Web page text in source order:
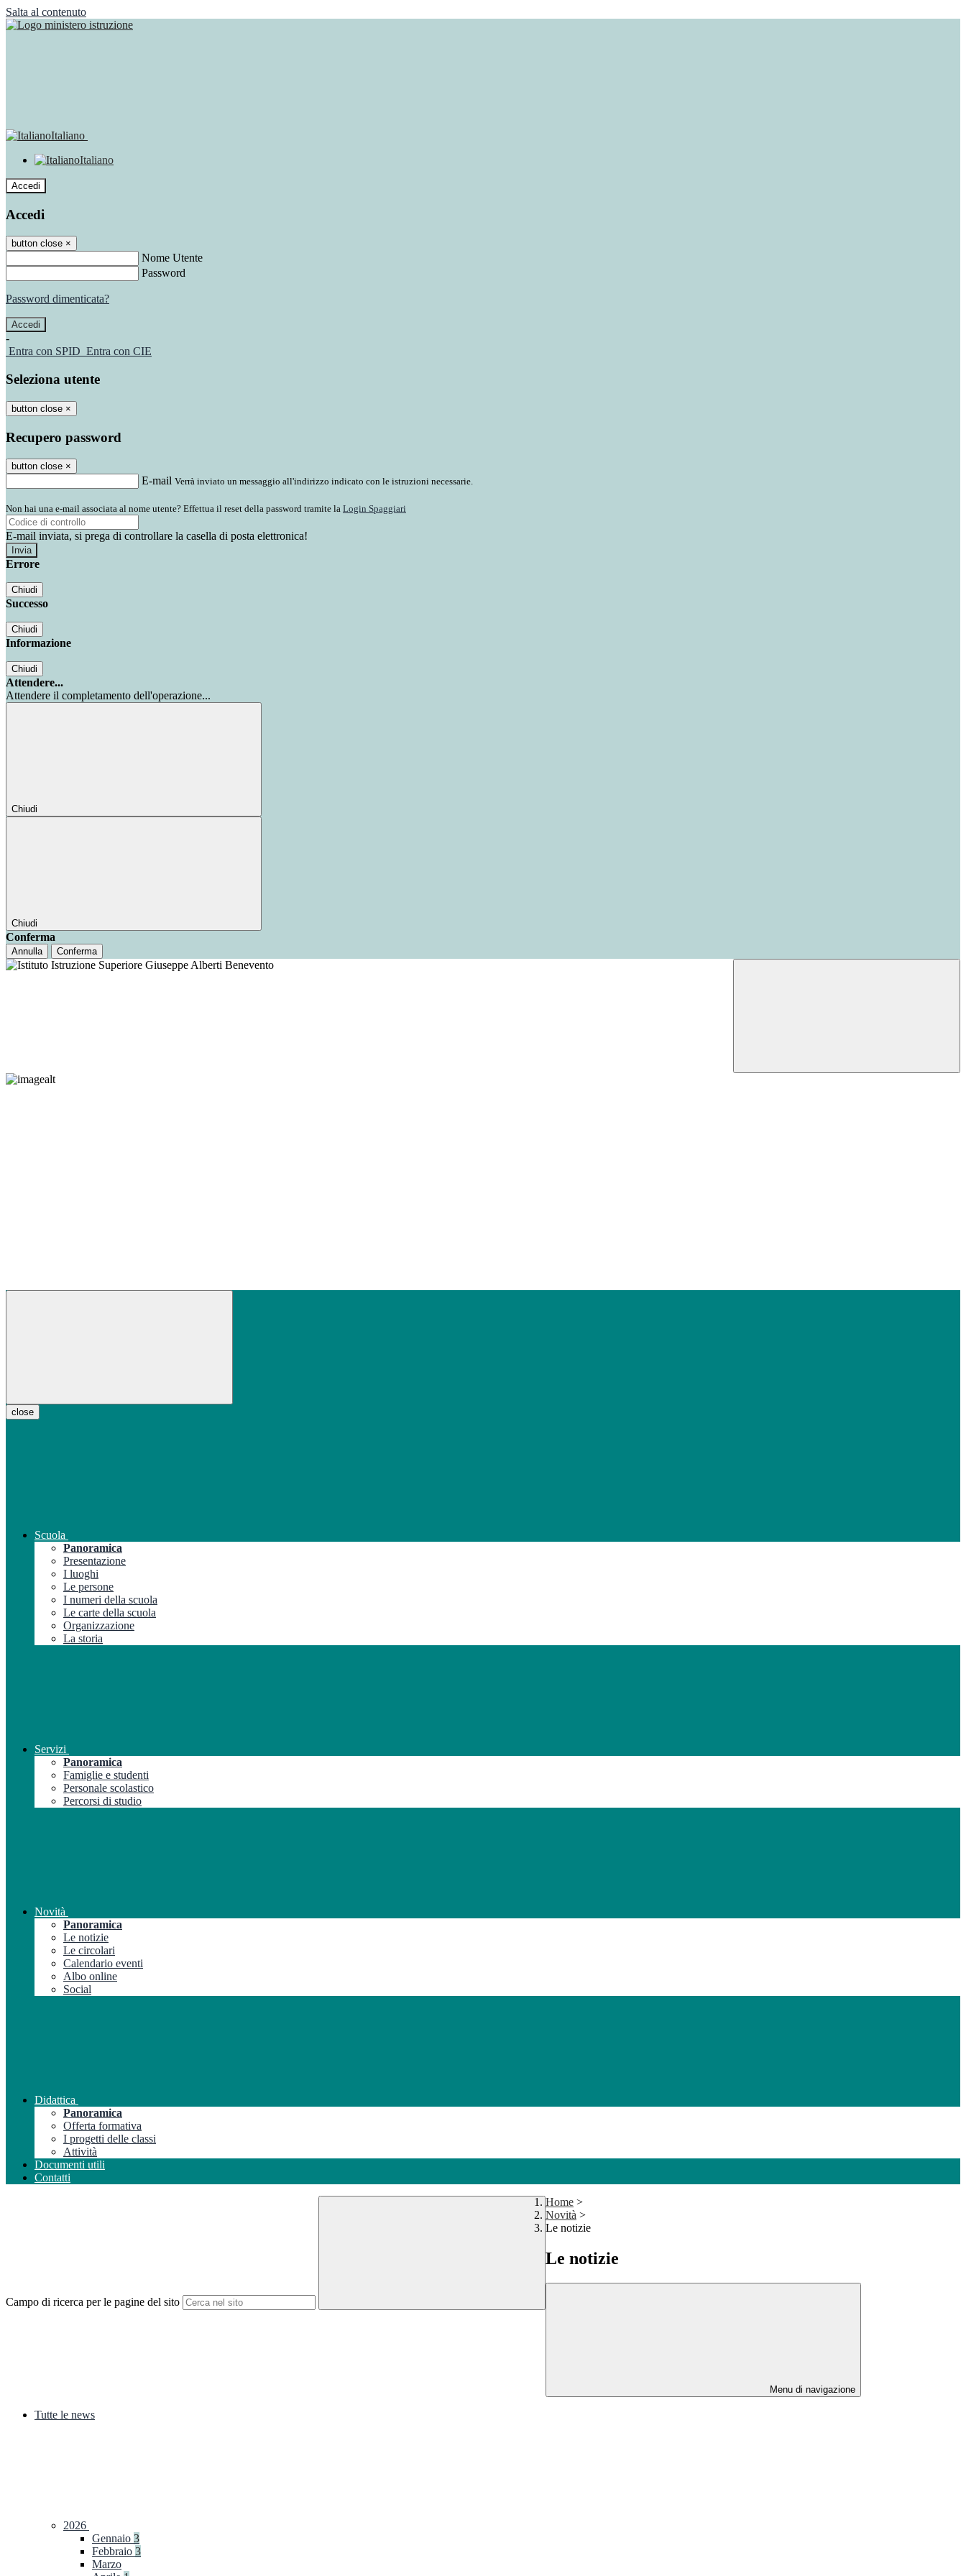
Salta al contenuto
Italiano
Italiano
Accedi
Accedi
button close ×
Nome Utente
Password
Password dimenticata?
-
Entra con SPID Entra con CIE
Seleziona utente
button close ×
Recupero password
button close ×
E-mail Verrà inviato un messaggio all'indirizzo indicato con le istruzioni necessarie.
Non hai una e-mail associata al nome utente? Effettua il reset della password tramite la Login Spaggiari
E-mail inviata, si prega di controllare la casella di posta elettronica!
Errore
Chiudi
Successo
Chiudi
Informazione
Chiudi
Attendere...
Attendere il completamento dell'operazione...
Chiudi
Chiudi
Conferma
Annulla Conferma
close
Scuola
Panoramica
Presentazione
I luoghi
Le persone
I numeri della scuola
Le carte della scuola
Organizzazione
La storia
Servizi
Panoramica
Famiglie e studenti
Personale scolastico
Percorsi di studio
Novità
Panoramica
Le notizie
Le circolari
Calendario eventi
Albo online
Social
Didattica
Panoramica
Offerta formativa
I progetti delle classi
Attività
Documenti utili
Contatti
Campo di ricerca per le pagine del sito
Home >
Novità >
Le notizie
Le notizie
Menu di navigazione
Tutte le news
2026
Gennaio 3
Febbraio 3
Marzo